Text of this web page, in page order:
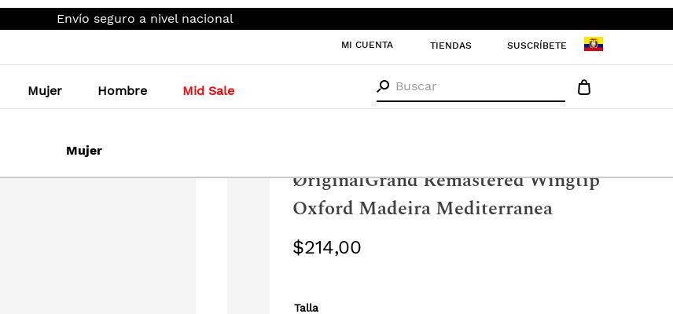
Envío seguro a nivel nacional
MI CUENTA TIENDAS SUSCRÍBETE
Mujer Hombre Mid Sale
Mujer
Buscar
ØriginalGrand Remastered Wingtip
Oxford Madeira Mediterranea
$214,00
Talla